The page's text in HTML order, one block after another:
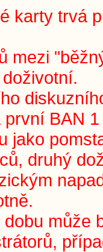
karty trvá
mezi
BAN
jako
druhý
může